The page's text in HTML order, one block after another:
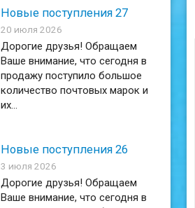
Новые поступления 27
20 июля 2026
Дорогие друзья! Обращаем
Ваше внимание, что сегодня в
продажу поступило большое
количество почтовых марок и
их...
Новые поступления 26
3 июля 2026
Дорогие друзья! Обращаем
Ваше внимание, что сегодня в